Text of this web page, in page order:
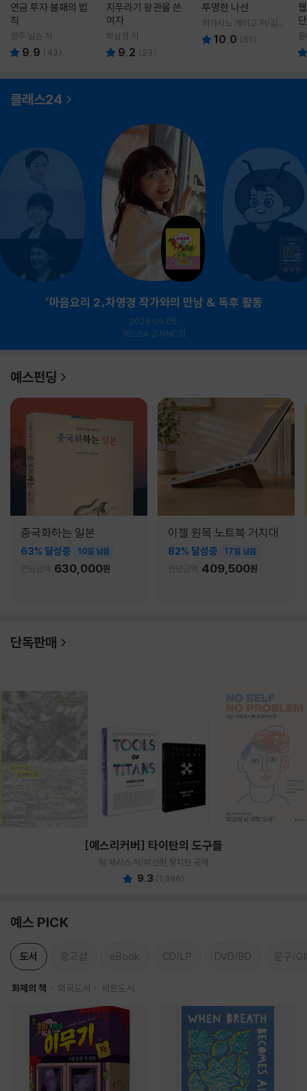
연금 투자 불패의 법
칙
영주 닐슨 저
9.9 (43)
지푸라기 왕관을 쓴
여자
박상영 저
9.2 ( 23)
투명한 나선
히가시노 게이고 저/김선
영 역10.0 (61 )
클래스24
『마음요리 2』차영경 작가와의 만남 & 독후 활동
2026.09.05.
예스24 강서NC점
예스펀딩
중국화하는 일본
63% 달성중 10일 남음
펀딩금액 630,000원
이젤 원목 노트북 거치대
82% 달성중 17일 남음
펀딩금액 409,500원
단독판매
[예스리커버] 타이탄의 도구들
팀 페리스 저/박선령,정지현 공역
9.3 (1,396)
예스 PICK
도서 중고샵 eBook CD/LP DVD/BD 문구/
화제의 책 외국도서 세트도서